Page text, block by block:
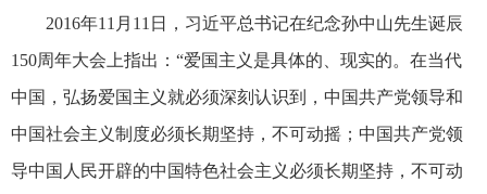
2016年11月11日，习近平总书记在纪念孙中山先生诞辰
150周年大会上指出：“爱国主义是具体的、现实的。在当代
中国，弘扬爱国主义就必须深刻认识到，中国共产党领导和
中国社会主义制度必须长期坚持，不可动摇；中国共产党领
导中国人民开辟的中国特色社会主义必须长期坚持，不可动